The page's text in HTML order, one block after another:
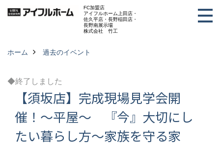
FC加盟店
アイフルホーム上田店・
佐久平店・長野稲田店・
長野南展示場
株式会社 竹工
ホーム 過去のイベント
◆終了しました
【須坂店】完成現場見学会開
催！～平屋～ 『今』大切にし
たい暮らし方～家族を守る家